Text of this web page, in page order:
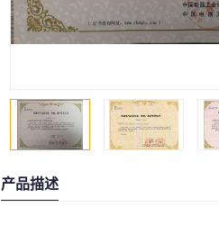
产品描述